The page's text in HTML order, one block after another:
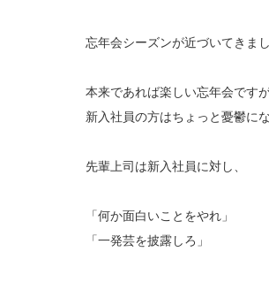
忘年会シーズンが近づいてきまし
本来であれば楽しい忘年会ですが
新入社員の方はちょっと憂鬱に
先輩上司は新入社員に対し、
「何か面白いことをやれ」
「一発芸を披露しろ」